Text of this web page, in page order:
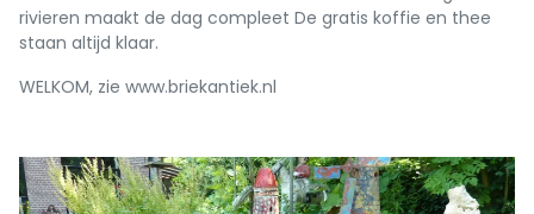
rivieren maakt de dag compleet De gratis koffie en thee
staan altijd klaar.
WELKOM, zie www.briekantiek.nl